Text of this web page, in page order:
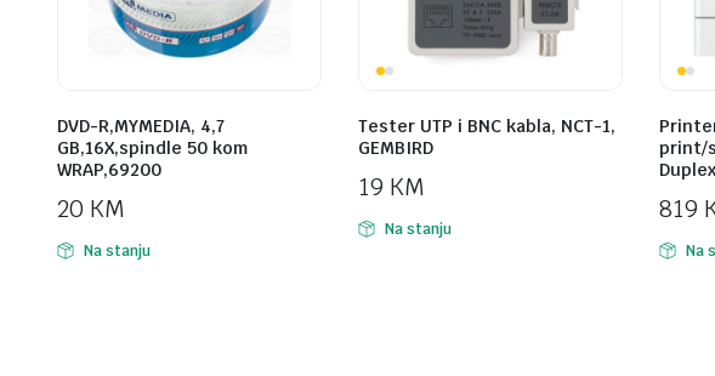
DVD-R,MYMEDIA, 4,7
GB,16X,spindle 50 kom
WRAP,69200
20 KM
Na stanju
Tester UTP i BNC kabla, NCT-1,
GEMBIRD
19 KM
Na stanju
print/
819
Na